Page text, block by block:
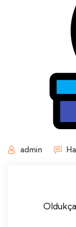
admin